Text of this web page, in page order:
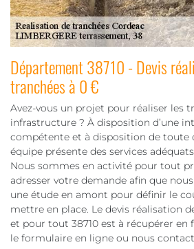
Département 38710 - Devis
tranchées à 0 €
Avez-vous un projet pour réaliser les
infrastructure ? À disposition d’une
compétente et à disposition de toute
équipe présente des services
Nous sommes en activité pour tout
adresser votre demande afin que
une étude en amont pour définir le
mettre en place. Le devis réalisation
et pour tout 38710 est à récupérer en
le formulaire en ligne ou nous